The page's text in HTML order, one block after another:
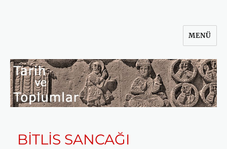
MENÜ
BİTLİS SANCAĞI